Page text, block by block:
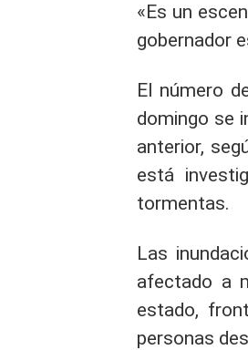
«Es un
gobernador
El número
domingo se
anterior,
está
tormentas.
Las
afectado a
estado,
personas